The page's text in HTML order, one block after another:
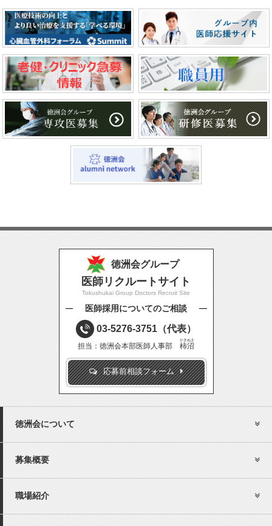
徳洲会グループ
医師リクルートサイト
Tokushukai Group Doctors Recruit Site
医師採用についてのご相談
03-5276-3751 （代表）
担当：徳洲会本部医師人事部 柿沼
かきぬま
応募前相談フォーム
徳洲会について
募集概要
職場紹介